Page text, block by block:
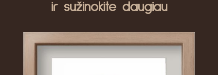
ir sužinokite daugiau